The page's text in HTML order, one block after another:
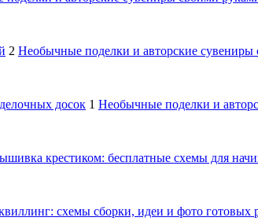
2 Необычные поделки и авторские сувениры
досок 1 Необычные поделки и
крестиком: бесплатные схемы для
схемы сборки, идеи и фото готовых